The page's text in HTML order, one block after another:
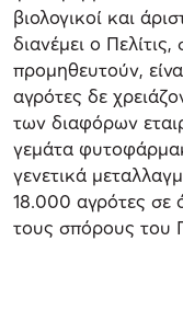
βιολογικοί και
διανέμει ο
προμηθευτούν,
αγρότες δε
των διαφόρων
γεμάτα
γενετικά
18.000 αγρότες σε
τους σπόρους του